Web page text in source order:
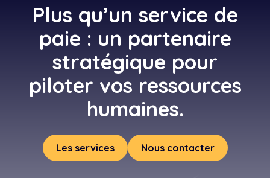
Plus qu’un service de
paie : un partenaire
stratégique pour
piloter vos ressources
humaines.
Les services Nous contacter